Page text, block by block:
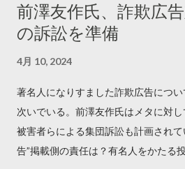
トするのか？ https://
前澤友作氏、詐欺広
の訴訟を準備
4月 10, 2024
著名人になりすました詐欺広告につ
次いでいる。前澤友作氏はメタに対し
被害者らによる集団訴訟も計画され
告”掲載側の責任は？有名人をかた